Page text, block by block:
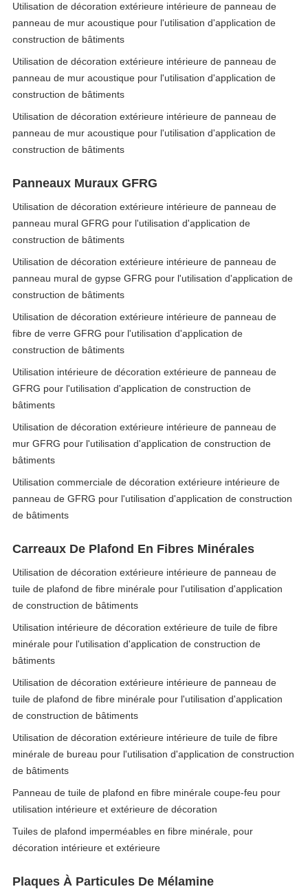
Utilisation de décoration extérieure intérieure de panneau de
panneau de mur acoustique pour l'utilisation d'application de
construction de bâtiments
Utilisation de décoration extérieure intérieure de panneau de
panneau de mur acoustique pour l'utilisation d'application de
construction de bâtiments
Utilisation de décoration extérieure intérieure de panneau de
panneau de mur acoustique pour l'utilisation d'application de
construction de bâtiments
Panneaux Muraux GFRG
Utilisation de décoration extérieure intérieure de panneau de
panneau mural GFRG pour l'utilisation d'application de
construction de bâtiments
Utilisation de décoration extérieure intérieure de panneau de
panneau mural de gypse GFRG pour l'utilisation d'application de
construction de bâtiments
Utilisation de décoration extérieure intérieure de panneau de
fibre de verre GFRG pour l'utilisation d'application de
construction de bâtiments
Utilisation intérieure de décoration extérieure de panneau de
GFRG pour l'utilisation d'application de construction de
bâtiments
Utilisation de décoration extérieure intérieure de panneau de
mur GFRG pour l'utilisation d'application de construction de
bâtiments
Utilisation commerciale de décoration extérieure intérieure de
panneau de GFRG pour l'utilisation d'application de construction
de bâtiments
Carreaux De Plafond En Fibres Minérales
Utilisation de décoration extérieure intérieure de panneau de
tuile de plafond de fibre minérale pour l'utilisation d'application
de construction de bâtiments
Utilisation intérieure de décoration extérieure de tuile de fibre
minérale pour l'utilisation d'application de construction de
bâtiments
Utilisation de décoration extérieure intérieure de panneau de
tuile de plafond de fibre minérale pour l'utilisation d'application
de construction de bâtiments
Utilisation de décoration extérieure intérieure de tuile de fibre
minérale de bureau pour l'utilisation d'application de construction
de bâtiments
Panneau de tuile de plafond en fibre minérale coupe-feu pour
utilisation intérieure et extérieure de décoration
Tuiles de plafond imperméables en fibre minérale, pour
décoration intérieure et extérieure
Plaques À Particules De Mélamine